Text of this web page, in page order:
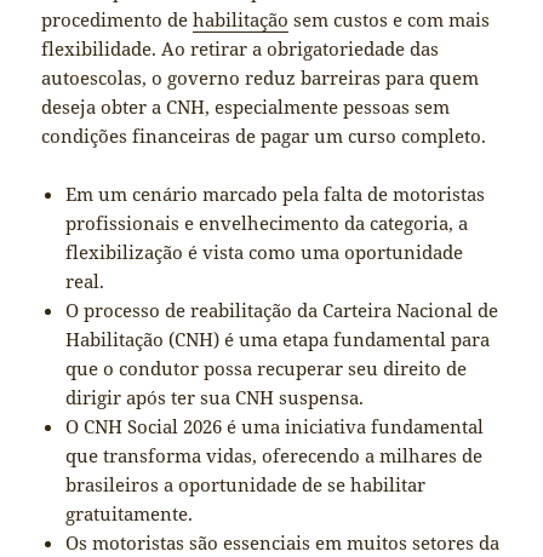
procedimento dehabilitação sem custos e com mais
flexibilidade. Ao retirar a obrigatoriedade das
autoescolas, o governo reduz barreiras para quem
deseja obter a CNH, especialmente pessoas sem
condições financeiras de pagar um curso completo.
Em um cenário marcado pela falta de motoristas
profissionais e envelhecimento da categoria, a
flexibilização é vista como uma oportunidade
real.
O processo de reabilitação da Carteira Nacional de
Habilitação (CNH) é uma etapa fundamental para
que o condutor possa recuperar seu direito de
dirigir após ter sua CNH suspensa.
O CNH Social 2026 é uma iniciativa fundamental
que transforma vidas, oferecendo a milhares de
brasileiros a oportunidade de se habilitar
gratuitamente.
Os motoristas são essenciais em muitos setores da